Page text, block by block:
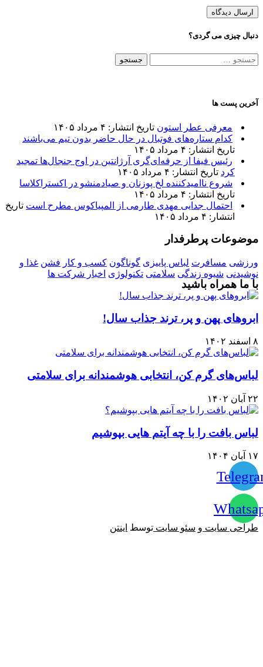
دنبال چیزی می گردی؟
جستجو
آخرین پست ها
معرفی عطر استون تاریخ انتشار: ۴ مرداد ۱۴۰۵
کدام ستاره‌های فوتبال در حال حاضر بدون تیم می‌باشند
تاریخ انتشار: ۴ مرداد ۱۴۰۵
رئیس فیفا از حرفه‌ای‌گری آرژانتین در اوج جنجال‌ها تمجید
کرد تاریخ انتشار: ۴ مرداد ۱۴۰۵
شروع ناامیدکننده لخ پوزنان و صیادمنشو در اکستراکلاسا
تاریخ انتشار: ۴ مرداد ۱۴۰۵
احتمال جدایی مهدی طارمی از المپیاکوس مطرح است تاریخ
انتشار: ۴ مرداد ۱۴۰۵
موضوعات پرطرفدار
ورزشی مسافرت لباس پاییزی گوناگون کسب و کار فشن غذا و
نوشیدنی شیوه زندگی سلامتی تکنولوژی اخبار شرکت ها
با ما همراه باشید
ابروهای پهن و پر، ترند جذاب سال!
۸ اسفند ۱۴۰۲
لباس‌های گرم کن، انتخابی هوشمندانه برای سلامتی
۲۲ آبان ۱۴۰۲
لباس بافت را با چه آیتم هایی بپوشیم
۱۷ آبان ۱۴۰۴
طراحی سایت و سئو سایت توسط اینتن